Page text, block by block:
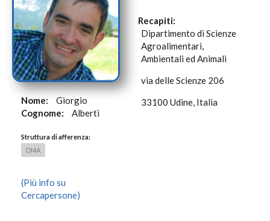
Nome:
Giorgio
Cognome:
Alberti
Struttura di afferenza:
DI4A
(Più info su
Cercapersone)
Recapiti:
Dipartimento di Scienze
Agroalimentari,
Ambientali ed Animali
via delle Scienze 206
33100 Udine, Italia